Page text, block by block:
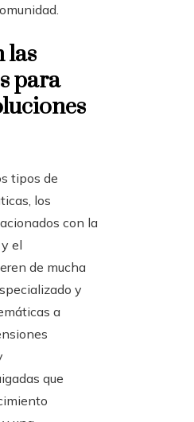
las
para
tipos de
los
con la
el
de mucha
y
a
que